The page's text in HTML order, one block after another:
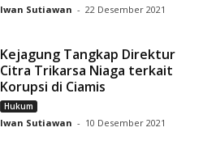
Iwan Sutiawan - 22 Desember 2021
Kejagung Tangkap Direktur
Citra Trikarsa Niaga terkait
Korupsi di Ciamis
Hukum
Iwan Sutiawan - 10 Desember 2021